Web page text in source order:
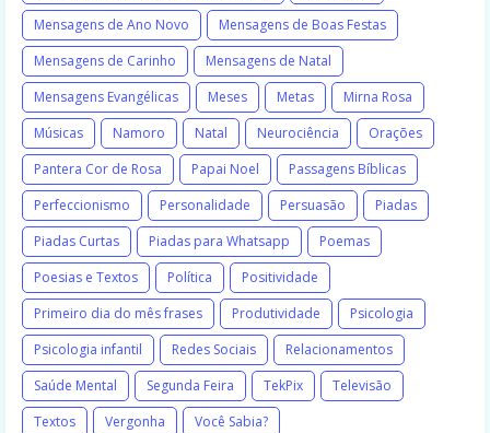
Mensagens de Ano Novo
Mensagens de Boas Festas
Mensagens de Carinho
Mensagens de Natal
Mensagens Evangélicas
Meses Metas
Mirna Rosa
Músicas
Namoro Natal Neurociência
Orações
Pantera Cor de Rosa
Papai Noel
Passagens Bíblicas
Perfeccionismo
Personalidade Persuasão
Piadas
Piadas Curtas
Piadas para Whatsapp
Poemas
Poesias e Textos
Política
Positividade
Primeiro dia do mês frases
Produtividade
Psicologia
Psicologia infantil
Redes Sociais
Relacionamentos
Saúde Mental
Segunda Feira TekPix
Televisão
Textos
Vergonha Você Sabia?